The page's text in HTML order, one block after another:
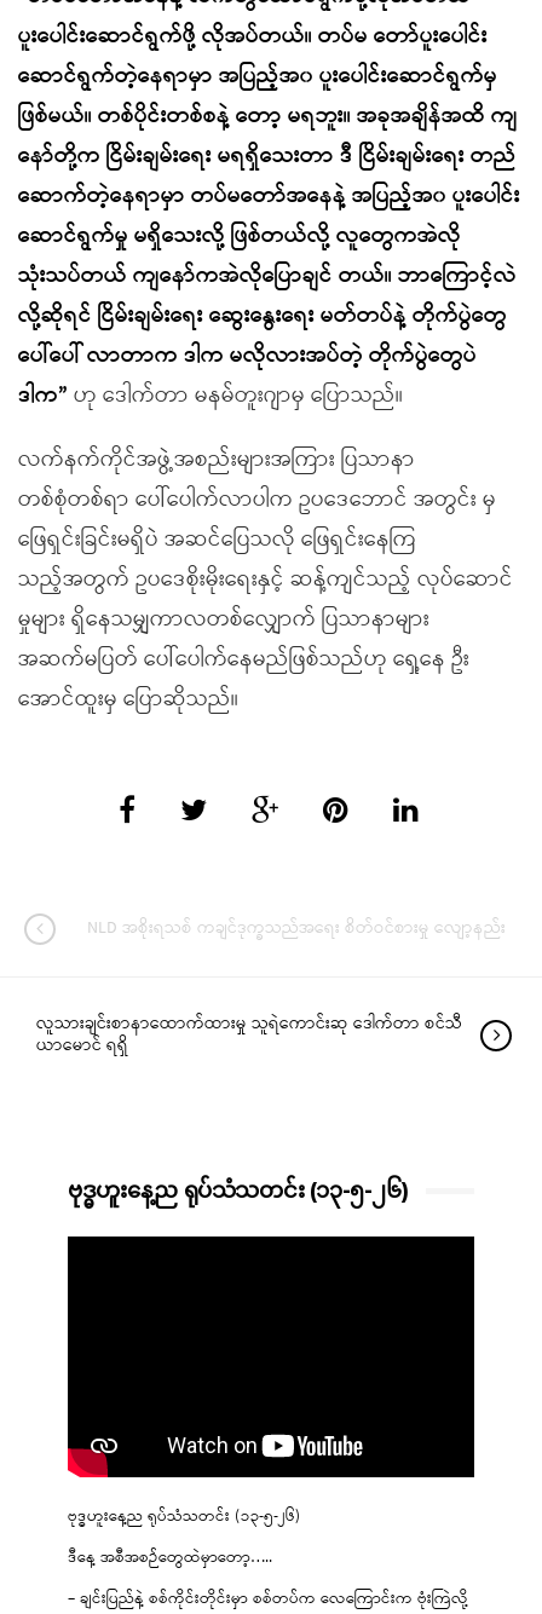
ပူးပေါင်းဆောင်ရွက်ဖို့ လိုအပ်တယ်။ တပ်မ တော်ပူးပေါင်း
ဆောင်ရွက်တဲ့နေရာမှာ အပြည့်အ၀ ပူးပေါင်းဆောင်ရွက်မှ
ဖြစ်မယ်။ တစ်ပိုင်းတစ်စနဲ့ တော့ မရဘူး။ အခုအချိန်အထိ ကျ
နော်တို့က ငြိမ်းချမ်းရေး မရရှိသေးတာ ဒီ ငြိမ်းချမ်းရေး တည်
ဆောက်တဲ့နေရာမှာ တပ်မတော်အနေနဲ့ အပြည့်အ၀ ပူးပေါင်း
ဆောင်ရွက်မှု မရှိသေးလို့ ဖြစ်တယ်လို့ လူတွေကအဲလို
သုံးသပ်တယ် ကျနော်ကအဲလိုပြောချင် တယ်။ ဘာကြောင့်လဲ
လို့ဆိုရင် ငြိမ်းချမ်းရေး ဆွေးနွေးရေး မတ်တပ်နဲ့ တိုက်ပွဲတွေ
ပေါ်ပေါ် လာတာက ဒါက မလိုလားအပ်တဲ့ တိုက်ပွဲတွေပဲ
ဒါက” ဟု ဒေါက်တာ မနမ်တူးဂျာမှ ပြောသည်။
လက်နက်ကိုင်အဖွဲ့အစည်းများအကြား ပြသာနာ
တစ်စုံတစ်ရာ ပေါ်ပေါက်လာပါက ဥပဒေဘောင် အတွင်း မှ
ဖြေရှင်းခြင်းမရှိပဲ အဆင်ပြေသလို ဖြေရှင်းနေကြ
သည့်အတွက် ဥပဒေစိုးမိုးရေးနှင့် ဆန့်ကျင်သည့် လုပ်ဆောင်
မှုများ ရှိနေသမျှကာလတစ်လျှောက် ပြသာနာများ
အဆက်မပြတ် ပေါ်ပေါက်နေမည်ဖြစ်သည်ဟု ရှေ့နေ ဦး
အောင်ထူးမှ ပြောဆိုသည်။
NLD အစိုးရသစ် ကချင်ဒုက္ခသည်အရေး စိတ်ဝင်စားမှု လျော့နည်း
လူသားချင်းစာနာထောက်ထားမှု သူရဲကောင်းဆု ဒေါက်တာ စင်သီ
ယာမောင် ရရှိ
ဗုဒ္ဓဟူးနေ့ည ရုပ်သံသတင်း (၁၃-၅-၂၆)
ဗုဒ္ဓဟူးနေ့ည ရုပ်သံသတင်း (၁၃-၅-၂၆)
ဒီနေ့ အစီအစဉ်တွေထဲမှာတော့…..
– ချင်းပြည်နဲ့ စစ်ကိုင်းတိုင်းမှာ စစ်တပ်က လေကြောင်းက ဗုံးကြဲလို့